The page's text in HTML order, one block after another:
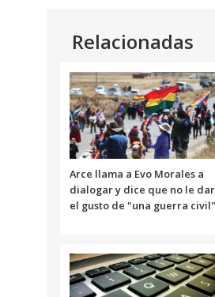
Relacionadas
Arce llama a Evo Morales a
dialogar y dice que no le
el gusto de "una guerra civil"